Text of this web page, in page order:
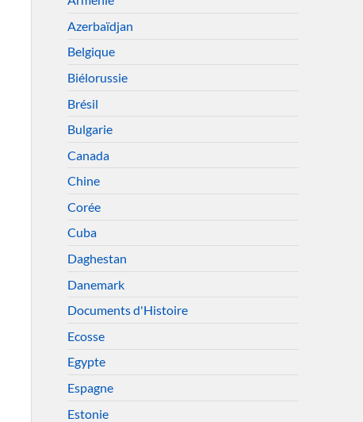
Azerbaïdjan
Belgique
Biélorussie
Brésil
Bulgarie
Canada
Chine
Corée
Cuba
Daghestan
Danemark
Documents d'Histoire
Ecosse
Egypte
Espagne
Estonie